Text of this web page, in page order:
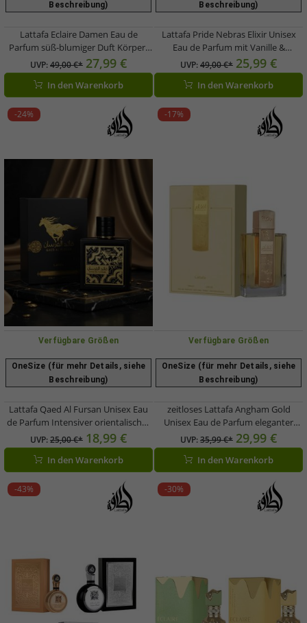
Beschreibung)
Lattafa Eclaire Damen Eau de
Parfum süß-blumiger Duft Körper-
Parfüm 100ml Rosa
UVP:49,00 €* 27,99 €
In den Warenkorb
Beschreibung)
Lattafa Pride Nebras Elixir Unisex
Eau de Parfum mit Vanille &
Gourmand-Noten Körper-Parfüm
100ml Weiß/Bronze
UVP:49,00 €* 25,99 €
In den Warenkorb
-24%
Verfügbare Größen
OneSize (für mehr Details, siehe
Beschreibung)
Lattafa Qaed Al Fursan Unisex Eau
de Parfum Intensiver orientalischer
Körper-Duft für Damen und Herren
90ml Schwarz/Gold
UVP:25,00 €* 18,99 €
In den Warenkorb
-17%
Verfügbare Größen
OneSize (für mehr Details, siehe
Beschreibung)
zeitloses Lattafa Angham Gold
Unisex Eau de Parfum eleganter
Körper-Duft für Damen und Herren
100ml Gold
UVP:35,99 €* 29,99 €
In den Warenkorb
-43% -30%